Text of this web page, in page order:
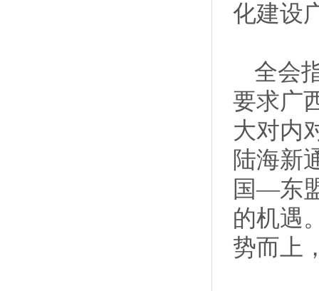
化建设
全会
要求广
大对内
陆海新
国—东
的机遇
势而上